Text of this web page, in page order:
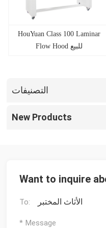
HouYuan Class 100 Laminar
Flow Hood للبيع
التصنيفات
New Products
Want to inquire
To: الأثاث المختبر
* Message